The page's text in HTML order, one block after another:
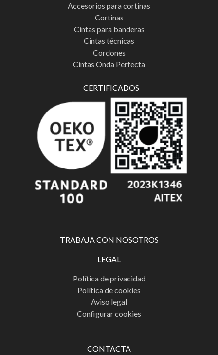
Accesorios para cortinas
Cortinas
Cintas para banderas
Cintas técnicas
Cordones
Cintas Onda Perfecta
CERTIFICADOS
TRABAJA CON NOSOTROS
LEGAL
Política de privacidad
Política de cookies
Aviso legal
Configurar cookies
CONTACTA